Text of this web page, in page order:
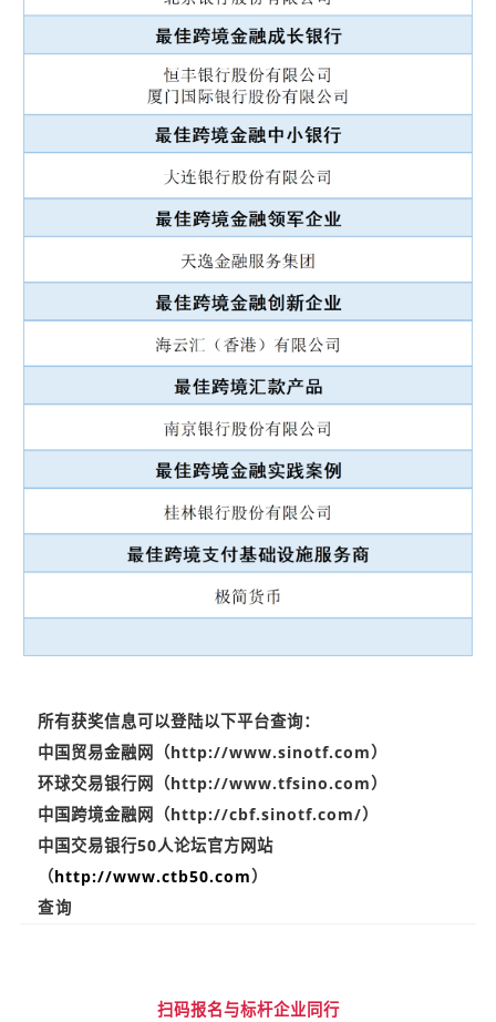
所有获奖信息可以登陆以下平台查询：
中国贸易金融网（http://www.sinotf.com）
环球交易银行网（http://www.tfsino.com）
中国跨境金融网（http://cbf.sinotf.com/）
中国交易银行50人论坛官方网站
（http://www.ctb50.com）
查询
扫码报名与标杆企业同行